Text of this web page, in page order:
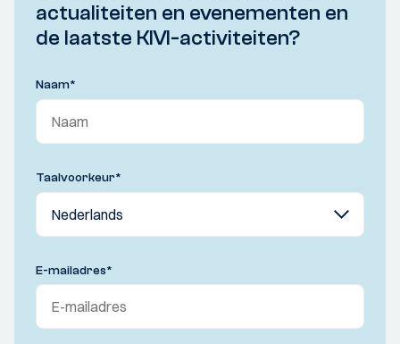
actualiteiten en evenementen en
de laatste KIVI-activiteiten?
Naam*
Taalvoorkeur*
E-mailadres*